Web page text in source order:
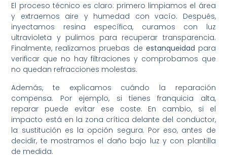
El proceso técnico es claro: primero limpiamos el área
y extraemos aire y humedad con vacío. Después,
inyectamos resina específica, curamos con luz
ultravioleta y pulimos para recuperar transparencia.
Finalmente, realizamos pruebas de estanqueidad para
verificar que no hay filtraciones y comprobamos que
no quedan refracciones molestas.
Además, te explicamos cuándo la reparación
compensa. Por ejemplo, si tienes franquicia alta,
reparar puede evitar ese coste. En cambio, si el
impacto está en la zona crítica delante del conductor,
la sustitución es la opción segura. Por eso, antes de
decidir, te mostramos el daño bajo luz y con plantilla
de medida.